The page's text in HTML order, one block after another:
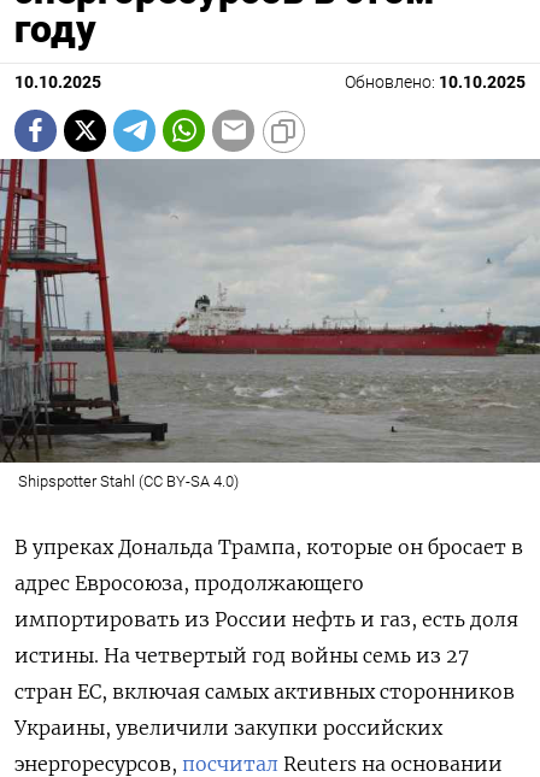
году
10.10.2025 Обновлено: 10.10.2025
Shipspotter Stahl (CC BY-SA 4.0)
В упреках Дональда Трампа, которые он бросает в
адрес Евросоюза, продолжающего
импортировать из России нефть и газ, есть доля
истины. На четвертый год войны семь из 27
стран ЕС, включая самых активных сторонников
Украины, увеличили закупки российских
энергоресурсов, посчитал Reuters на основании